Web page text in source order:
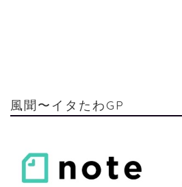
風聞〜イタたわGP